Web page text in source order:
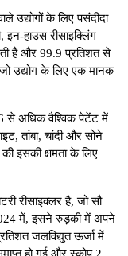
उद्योगों के लिए पसंदीदा
हाउस रीसाइक्लिंग
है और 99.9 प्रतिशत से
उद्योग के लिए एक मानक
से अधिक वैश्विक पेटेंट में
तांबा, चांदी और सोने
इसकी क्षमता के लिए
रीसाइक्लर है, जो सौ
में, इसने रुड़की में अपने
जलविद्युत ऊर्जा में